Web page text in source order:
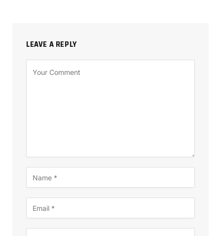
LEAVE A REPLY